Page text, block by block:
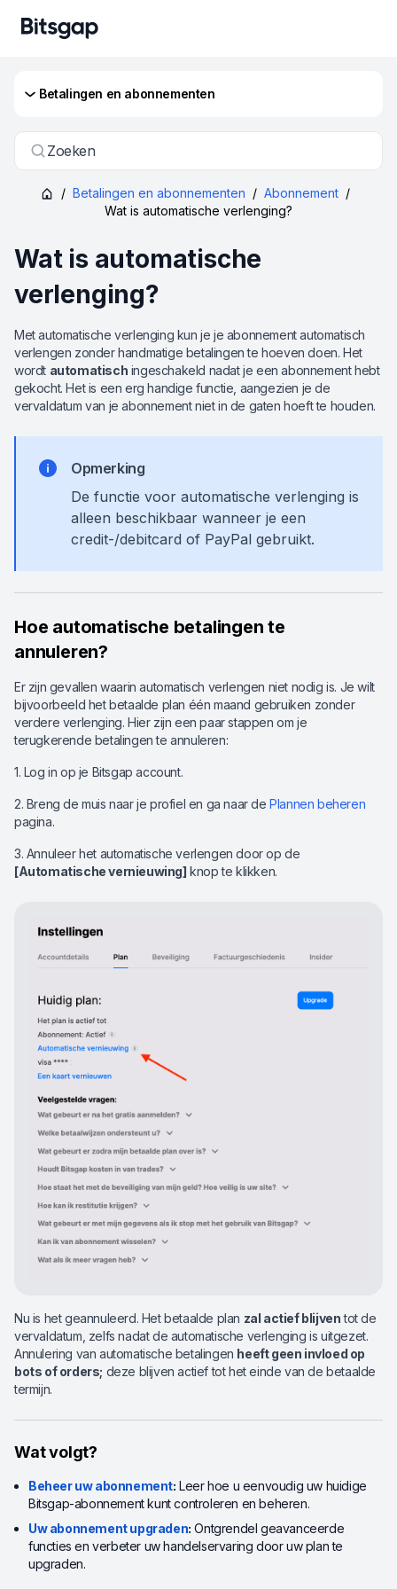
Betalingen en abonnementen
Zoeken
/ Betalingen en abonnementen / Abonnement /
Wat is automatische verlenging?
Wat is automatische
verlenging?
Met automatische verlenging kun je je abonnement automatisch
verlengen zonder handmatige betalingen te hoeven doen. Het
wordt automatisch ingeschakeld nadat je een abonnement hebt
gekocht. Het is een erg handige functie, aangezien je de
vervaldatum van je abonnement niet in de gaten hoeft te houden.
Opmerking
De functie voor automatische verlenging is
alleen beschikbaar wanneer je een
credit-/debitcard of PayPal gebruikt.
Hoe automatische betalingen te
annuleren?
Er zijn gevallen waarin automatisch verlengen niet nodig is. Je wilt
bijvoorbeeld het betaalde plan één maand gebruiken zonder
verdere verlenging. Hier zijn een paar stappen om je
terugkerende betalingen te annuleren:
1. Log in op je Bitsgap account.
2. Breng de muis naar je profiel en ga naar dePlannen beheren
pagina.
3. Annuleer het automatische verlengen door op de
[Automatische vernieuwing] knop te klikken.
Nu is het geannuleerd. Het betaalde plan zal actief blijventot de
vervaldatum, zelfs nadat de automatische verlenging is uitgezet.
Annulering van automatische betalingen heeft geen invloed op
bots of orders; deze blijven actief tot het einde van de betaalde
termijn.
Wat volgt?
Beheer uw abonnement: Leer hoe u eenvoudig uw huidige
Bitsgap-abonnement kunt controleren en beheren.
Uw abonnement upgraden: Ontgrendel geavanceerde
functies en verbeter uw handelservaring door uw plan te
upgraden.